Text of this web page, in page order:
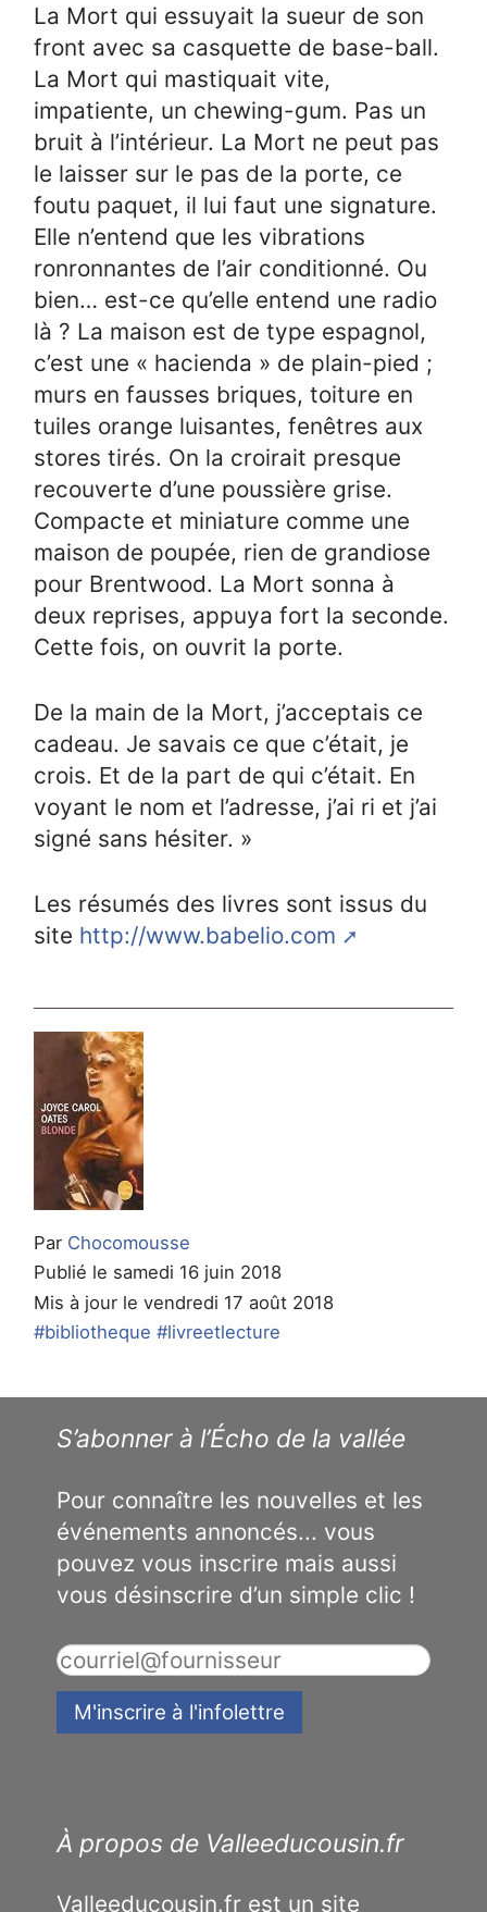
La Mort qui essuyait la sueur de son
front avec sa casquette de base-ball.
La Mort qui mastiquait vite,
impatiente, un chewing-gum. Pas un
bruit à l’intérieur. La Mort ne peut pas
le laisser sur le pas de la porte, ce
foutu paquet, il lui faut une signature.
Elle n’entend que les vibrations
ronronnantes de l’air conditionné. Ou
bien… est-ce qu’elle entend une radio
là ? La maison est de type espagnol,
c’est une « hacienda » de plain-pied ;
murs en fausses briques, toiture en
tuiles orange luisantes, fenêtres aux
stores tirés. On la croirait presque
recouverte d’une poussière grise.
Compacte et miniature comme une
maison de poupée, rien de grandiose
pour Brentwood. La Mort sonna à
deux reprises, appuya fort la seconde.
Cette fois, on ouvrit la porte.
De la main de la Mort, j’acceptais ce
cadeau. Je savais ce que c’était, je
crois. Et de la part de qui c’était. En
voyant le nom et l’adresse, j’ai ri et j’ai
signé sans hésiter. »
Les résumés des livres sont issus du
site http://www.babelio.com
Par Chocomousse
Publié le samedi 16 juin 2018
Mis à jour le vendredi 17 août 2018
#bibliotheque #livreetlecture
S’abonner à l’Écho de la vallée
Pour connaître les nouvelles et les
événements annoncés... vous
pouvez vous inscrire mais aussi
vous désinscrire d’un simple clic !
À propos de Valleeducousin.fr
Valleeducousin.fr est un site